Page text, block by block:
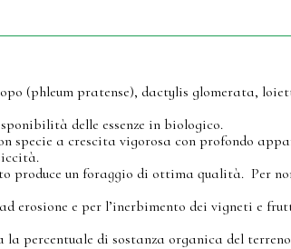
(phleum pratense), dactylis glomerata,
delle essenze in biologico.
specie a crescita vigorosa con profondo
produce un foraggio di ottima qualità. Per
erosione e per l’inerbimento dei vigneti e
percentuale di sostanza organica del